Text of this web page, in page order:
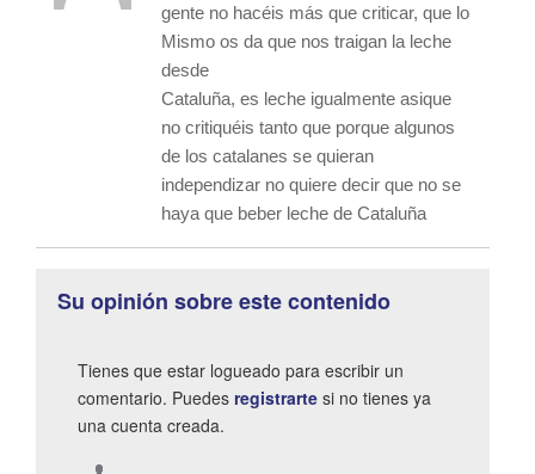
gente no hacéis más que criticar, que lo
Mismo os da que nos traigan la leche
desde
Cataluña, es leche igualmente asique
no critiquéis tanto que porque algunos
de los catalanes se quieran
independizar no quiere decir que no se
haya que beber leche de Cataluña
Su opinión sobre este contenido
Tienes que estar logueado para escribir un
comentario. Puedes registrarte si no tienes ya
una cuenta creada.